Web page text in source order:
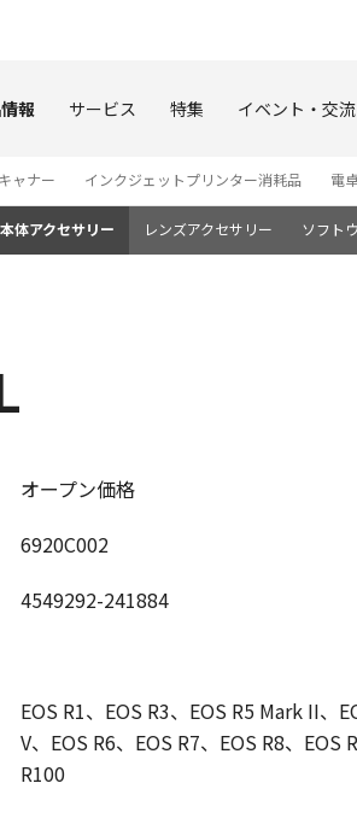
報 サービス 特集 イベント・交流
ャナー インクジェットプリンター消耗品 電
体アクセサリー レンズアクセサリー ソフト
オープン価格
6920C002
4549292-241884
EOS R1、EOS R3、EOS R5 Mark II、
V、EOS R6、EOS R7、EOS R8、EOS
R100